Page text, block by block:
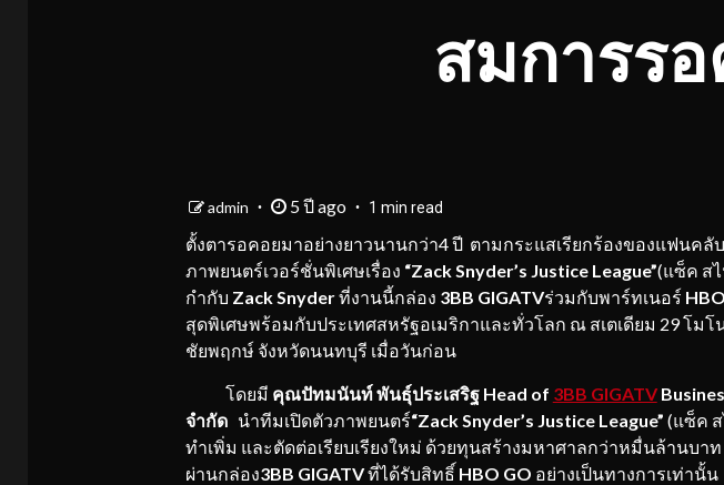
สมการร
admin 5 ปี ago 1 min read
ตั้งตารอคอยมาอย่างยาวนานกว่า4 ปี ตามกระแสเรียกร้องของแฟนคลั
ภาพยนตร์เวอร์ชั่นพิเศษเรื่อง “Zack Snyder’s Justice League”(แซ็ค ส
กำกับ Zack Snyderที่งานนี้กล่อง 3BB GIGATVร่วมกับพาร์ทเนอร์
สุดพิเศษพร้อมกับประเทศสหรัฐอเมริกาและทั่วโลก ณ สเตเดียม 29 โม
ชัยพฤกษ์ จังหวัดนนทบุรี เมื่อวันก่อน
โดยมี คุณปัทมนันท์ พันธุ์ประเสริฐ Head of 3BB GIGATV
จำกัดนำทีมเปิดตัวภาพยนตร์“Zack Snyder’s Justice League” (แซ็ค
ทำเพิ่ม และตัดต่อเรียบเรียงใหม่ ด้วยทุนสร้างมหาศาลกว่าหมื่นล้านบ
ผ่านกล่อง3BB GIGATVที่ได้รับสิทธิ์ HBO GO อย่างเป็นทางการเท่านั้